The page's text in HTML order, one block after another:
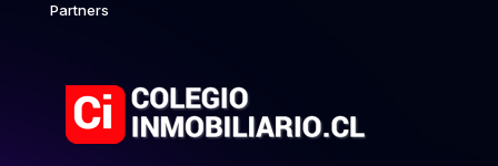
Partners